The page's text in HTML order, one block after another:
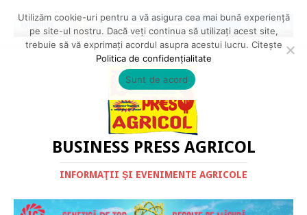
BUSINESS PRESS AGRICOL
INFORMAŢII ŞI EVENIMENTE AGRICOLE
Utilizăm cookie-uri pentru a vă asigura cea mai bună experiență
pe site-ul nostru. Dacă veți continua să utilizați acest site,
trebuie să vă exprimați acordul asupra acestui lucru. Citește
Politica de confidențialitate
Sunt de acord